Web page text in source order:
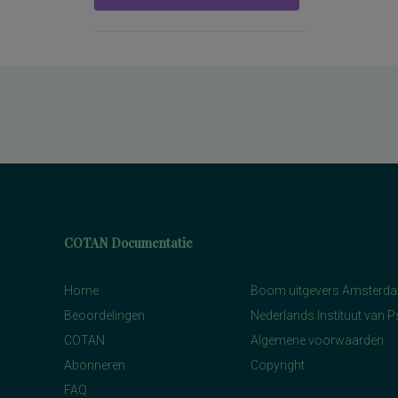
COTAN Documentatie
Home
Beoordelingen
COTAN
Abonneren
FAQ
Boom uitgevers
Nederlands Instituut van
Algemene voorwaarden
Copyright